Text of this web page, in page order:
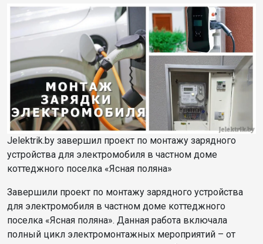
Jelektrik.by завершил проект по монтажу зарядного
устройства для электромобиля в частном доме
коттеджного поселка «Ясная поляна»
Завершили проект по монтажу зарядного устройства
для электромобиля в частном доме коттеджного
поселка «Ясная поляна». Данная работа включала
полный цикл электромонтажных мероприятий – от